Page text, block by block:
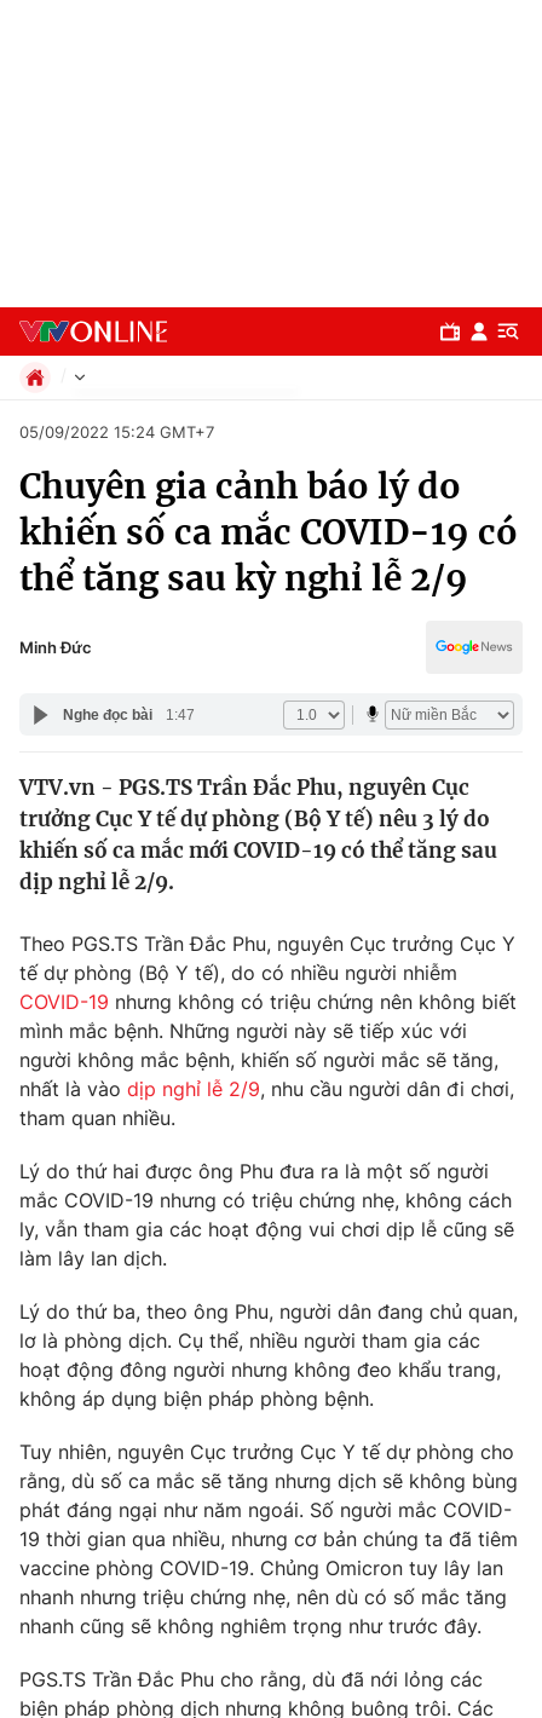
Chuyên mục
Chính trị
Thế giới
Tin tức
Câu chuyện quốc tế
Kinh tế
Tài chính
Thị trường
Góc doanh nghiệp
Dữ liệu và đời sống
Truyền hình
Phim VTV
Nhân vật
Khán giả
Giải trí
Điện ảnh
Âm nhạc
Sao
Đời sống
Du lịch
Chất lượng cuộc sống
Giáo dục
Tuyển sinh
Học trực tuyến
Công nghệ
Hitech Công nghệ tương lai
Thị trường
Tư vấn
Giao lưu trực tuyến
Lịch phát sóng
Chuyên mục khác
Emagazine Podcast
Photo Infographic
Xã hội
Pháp luật
Kinh tế
Thể thao
Truyền hình
Văn hóa - Giải trí
Giáo dục
05/09/2022 15:24 GMT+7
Chuyên gia cảnh báo lý do
khiến số ca mắc COVID-19 có
thể tăng sau kỳ nghỉ lễ 2/9
Minh Đức
Nghe đọc bài 1:47
VTV.vn - PGS.TS Trần Đắc Phu, nguyên Cục
trưởng Cục Y tế dự phòng (Bộ Y tế) nêu 3 lý do
khiến số ca mắc mới COVID-19 có thể tăng sau
dịp nghỉ lễ 2/9.
Theo PGS.TS Trần Đắc Phu, nguyên Cục trưởng Cục Y
tế dự phòng (Bộ Y tế), do có nhiều người nhiễm
COVID-19 nhưng không có triệu chứng nên không biết
mình mắc bệnh. Những người này sẽ tiếp xúc với
người không mắc bệnh, khiến số người mắc sẽ tăng,
nhất là vào dịp nghỉ lễ 2/9, nhu cầu người dân đi chơi,
tham quan nhiều.
Lý do thứ hai được ông Phu đưa ra là một số người
mắc COVID-19 nhưng có triệu chứng nhẹ, không cách
ly, vẫn tham gia các hoạt động vui chơi dịp lễ cũng sẽ
làm lây lan dịch.
Lý do thứ ba, theo ông Phu, người dân đang chủ quan,
lơ là phòng dịch. Cụ thể, nhiều người tham gia các
hoạt động đông người nhưng không đeo khẩu trang,
không áp dụng biện pháp phòng bệnh.
Tuy nhiên, nguyên Cục trưởng Cục Y tế dự phòng cho
rằng, dù số ca mắc sẽ tăng nhưng dịch sẽ không bùng
phát đáng ngại như năm ngoái. Số người mắc COVID-
19 thời gian qua nhiều, nhưng cơ bản chúng ta đã tiêm
vaccine phòng COVID-19. Chủng Omicron tuy lây lan
nhanh nhưng triệu chứng nhẹ, nên dù có số mắc tăng
nhanh cũng sẽ không nghiêm trọng như trước đây.
PGS.TS Trần Đắc Phu cho rằng, dù đã nới lỏng các
biện pháp phòng dịch nhưng không buông trôi. Các